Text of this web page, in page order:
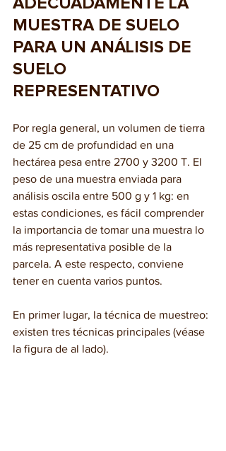
ADECUADAMENTE LA
MUESTRA DE SUELO
PARA UN ANÁLISIS DE
SUELO
REPRESENTATIVO
Por regla general, un volumen de tierra
de 25 cm de profundidad en una
hectárea pesa entre 2700 y 3200 T. El
peso de una muestra enviada para
análisis oscila entre 500 g y 1 kg: en
estas condiciones, es fácil comprender
la importancia de tomar una muestra lo
más representativa posible de la
parcela. A este respecto, conviene
tener en cuenta varios puntos.
En primer lugar, la técnica de muestreo:
existen tres técnicas principales (véase
la figura de al lado).